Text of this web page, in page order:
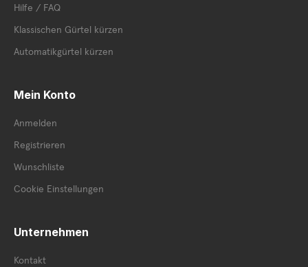
Hilfe / FAQ
Klassischen Gürtel kürzen
Automatikgürtel kürzen
Mein Konto
Anmelden
Registrieren
Wunschliste
Cookie Einstellungen
Unternehmen
Kontakt